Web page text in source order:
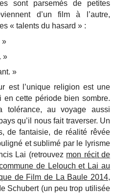
sont parsemés de petites
d’un film à l’autre,
« talents du hasard » :
»
»
»
est l’unique religion est une
en cette période bien sombre.
tolérance, au voyage aussi
qu’il nous fait traverser. Un
de fantaisie, de réalité rêvée
et sublimé par le lyrisme
Lai (retrouvez mon récit de
de Lelouch et Lai au
de Film de La Baule 2014,
Schubert (un peu trop utilisée